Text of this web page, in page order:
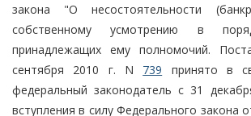
закона "О несостоятельности
собственному усмотрению в
принадлежащих ему полномочий.
сентября 2010 г. N 739 принято в
федеральный законодатель с 31
вступления в силу Федерального закона